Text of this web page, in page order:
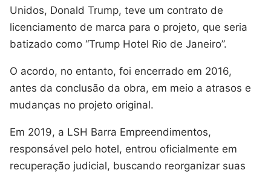
Unidos, Donald Trump, teve um contrato de
licenciamento de marca para o projeto, que seria
batizado como “Trump Hotel Rio de Janeiro”.
O acordo, no entanto, foi encerrado em 2016,
antes da conclusão da obra, em meio a atrasos e
mudanças no projeto original.
Em 2019, a LSH Barra Empreendimentos,
responsável pelo hotel, entrou oficialmente em
recuperação judicial, buscando reorganizar suas